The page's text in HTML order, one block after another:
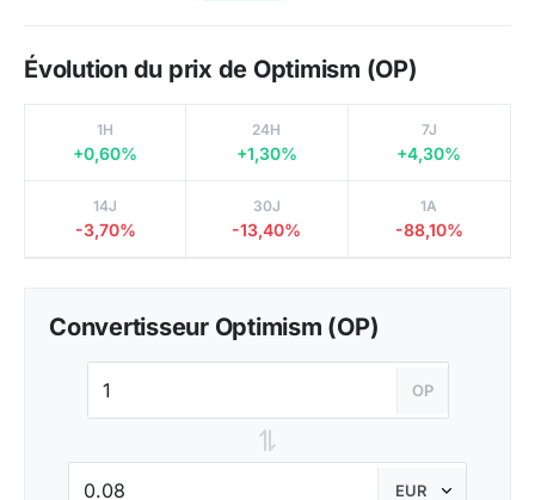
Évolution du prix de Optimism (OP)
1H
+0,60%
24H
+1,30%
7J
+4,30%
14J
-3,70%
30J
-13,40%
1A
-88,10%
Convertisseur Optimism (OP)
OP
⇌